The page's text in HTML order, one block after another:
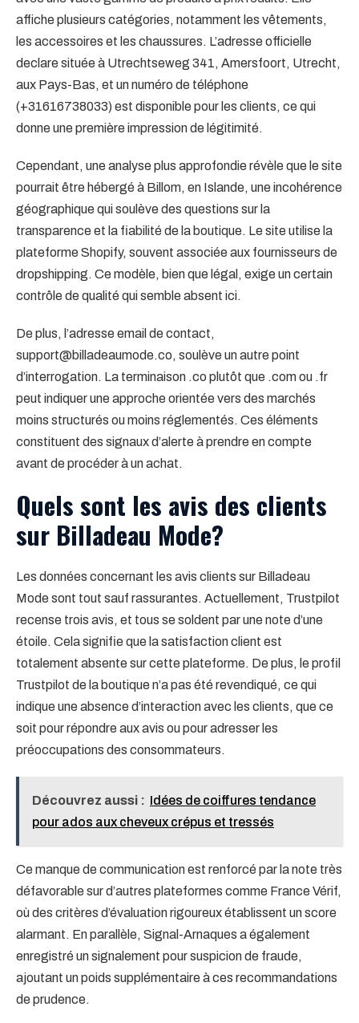
affiche plusieurs catégories, notamment les vêtements,
les accessoires et les chaussures. L’adresse officielle
declare située à Utrechtseweg 341, Amersfoort, Utrecht,
aux Pays-Bas, et un numéro de téléphone
(+31616738033) est disponible pour les clients, ce qui
donne une première impression de légitimité.
Cependant, une analyse plus approfondie révèle que le site
pourrait être hébergé à Billom, en Islande, une incohérence
géographique qui soulève des questions sur la
transparence et la fiabilité de la boutique. Le site utilise la
plateforme Shopify, souvent associée aux fournisseurs de
dropshipping. Ce modèle, bien que légal, exige un certain
contrôle de qualité qui semble absent ici.
De plus, l’adresse email de contact,
support@billadeaumode.co, soulève un autre point
d’interrogation. La terminaison .co plutôt que .com ou .fr
peut indiquer une approche orientée vers des marchés
moins structurés ou moins réglementés. Ces éléments
constituent des signaux d’alerte à prendre en compte
avant de procéder à un achat.
Quels sont les avis des clients
sur Billadeau Mode?
Les données concernant les avis clients sur Billadeau
Mode sont tout sauf rassurantes. Actuellement, Trustpilot
recense trois avis, et tous se soldent par une note d’une
étoile. Cela signifie que la satisfaction client est
totalement absente sur cette plateforme. De plus, le profil
Trustpilot de la boutique n’a pas été revendiqué, ce qui
indique une absence d’interaction avec les clients, que ce
soit pour répondre aux avis ou pour adresser les
préoccupations des consommateurs.
Découvrez aussi : Idées de coiffures tendance
pour ados aux cheveux crépus et tressés
Ce manque de communication est renforcé par la note très
défavorable sur d’autres plateformes comme France Vérif,
où des critères d’évaluation rigoureux établissent un score
alarmant. En parallèle, Signal-Arnaques a également
enregistré un signalement pour suspicion de fraude,
ajoutant un poids supplémentaire à ces recommandations
de prudence.